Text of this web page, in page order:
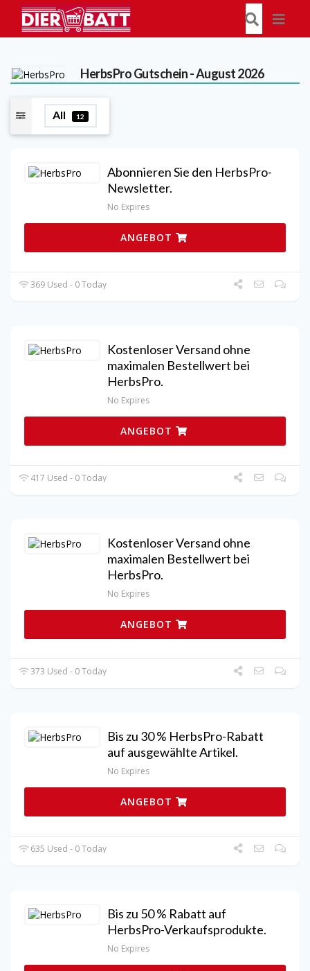
HerbsProGutschein - August 2026
All 12
Abonnieren Sie den HerbsPro-
Newsletter.
No Expires
ANGEBOT
369 Used - 0 Today
Kostenloser Versand ohne
maximalen Bestellwert bei
HerbsPro.
No Expires
ANGEBOT
417 Used - 0 Today
Kostenloser Versand ohne
maximalen Bestellwert bei
HerbsPro.
No Expires
ANGEBOT
373 Used - 0 Today
Bis zu 30 % HerbsPro-Rabatt
auf ausgewählte Artikel.
No Expires
ANGEBOT
635 Used - 0 Today
Bis zu 50 % Rabatt auf
HerbsPro-Verkaufsprodukte.
No Expires